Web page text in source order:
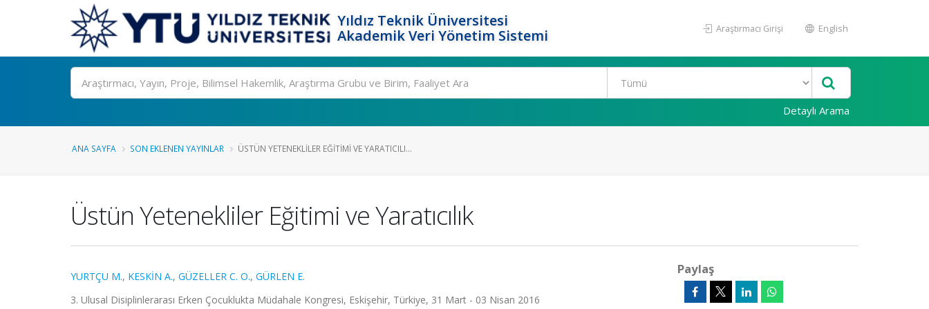
Yıldız Teknik Üniversitesi
Akademik Veri Yönetim Sistemi
Araştırmacı Girişi English
Ara
Detaylı Arama
ANA SAYFA SON EKLENEN YAYINLAR ÜSTÜN YETENEKLILER EĞITIMI VE YARATICILI...
Üstün Yetenekliler Eğitimi ve Yaratıcılık
YURTÇU M., KESKİN A., GÜZELLER C. O., GÜRLEN E.
3. Ulusal Disiplinlerarası Erken Çocuklukta Müdahale Kongresi, Eskişehir, Türkiye, 31 Mart - 03 Nisan 2016
Paylaş